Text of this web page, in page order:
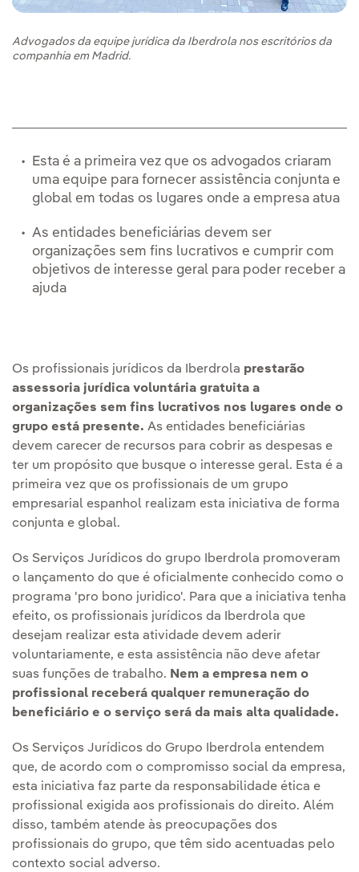
Advogados da equipe jurídica da Iberdrola nos escritórios da
companhia em Madrid.
Esta é a primeira vez que os advogados criaram
uma equipe para fornecer assistência conjunta e
global em todas os lugares onde a empresa atua
As entidades beneficiárias devem ser
organizações sem fins lucrativos e cumprir com
objetivos de interesse geral para poder receber a
ajuda
Os profissionais jurídicos da Iberdrola prestarão
assessoria jurídica voluntária gratuita a
organizações sem fins lucrativos nos lugares onde o
grupo está presente. As entidades beneficiárias
devem carecer de recursos para cobrir as despesas e
ter um propósito que busque o interesse geral. Esta é a
primeira vez que os profissionais de um grupo
empresarial espanhol realizam esta iniciativa de forma
conjunta e global.
Os Serviços Jurídicos do grupo Iberdrola promoveram
o lançamento do que é oficialmente conhecido como o
programa 'pro bono juridico'. Para que a iniciativa tenha
efeito, os profissionais jurídicos da Iberdrola que
desejam realizar esta atividade devem aderir
voluntariamente, e esta assistência não deve afetar
suas funções de trabalho. Nem a empresa nem o
profissional receberá qualquer remuneração do
beneficiário e o serviço será da mais alta qualidade.
Os Serviços Jurídicos do Grupo Iberdrola entendem
que, de acordo com o compromisso social da empresa,
esta iniciativa faz parte da responsabilidade ética e
profissional exigida aos profissionais do direito. Além
disso, também atende às preocupações dos
profissionais do grupo, que têm sido acentuadas pelo
contexto social adverso.